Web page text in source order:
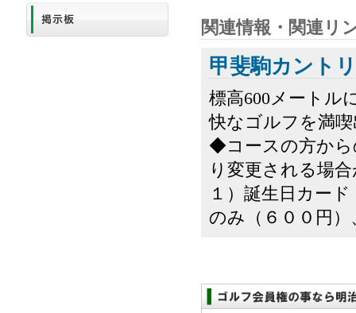
関連情報・関連リ
甲斐駒カント
標高600メートル
快なゴルフを満
◆コースの方から
り変更される場
１）誕生日カー
のみ（６００円